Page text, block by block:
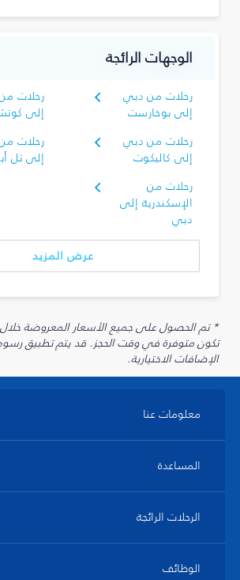
الوجهات الرائجة
رحلات من دبي
إلى بوخارست
رحلات
إلى
رحلات من دبي
إلى كاليكوت
رحلات
إلى تل
رحلات من
الإسكندرية إلى
دبي
عرض المزيد
تكون متوفرة في وقت الحجز. قد يتم تطبيق
الإضافات الاختيارية.
معلومات عنا
المساعدة
الرحلات الرائجة
الوظائف